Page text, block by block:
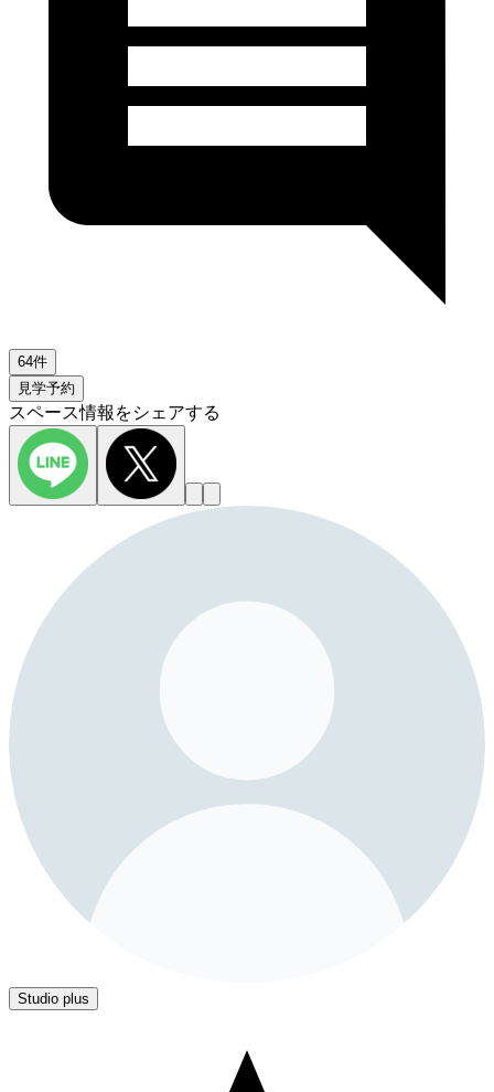
64件
見学予約
スペース情報をシェアする
Studio plus